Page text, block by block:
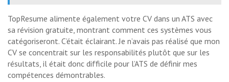
TopResume alimente également votre CV dans un ATS avec
sa révision gratuite, montrant comment ces systèmes vous
catégoriseront. C’était éclairant. Je n’avais pas réalisé que mon
CV se concentrait sur les responsabilités plutôt que sur les
résultats, il était donc difficile pour l’ATS de définir mes
compétences démontrables.